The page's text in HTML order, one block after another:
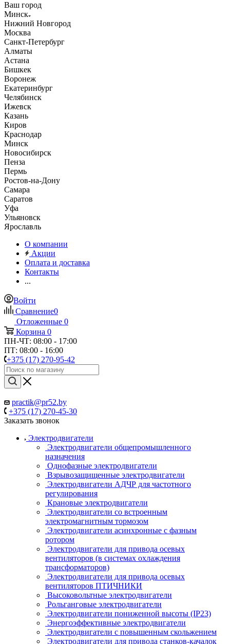
Ваш город
Минск
Нижний Новгород
Москва
Санкт-Петербург
Алматы
Астана
Бишкек
Воронеж
Екатеринбург
Челябинск
Ижевск
Казань
Киров
Краснодар
Минск
Новосибирск
Пенза
Пермь
Ростов-на-Дону
Самара
Саратов
Уфа
Ульяновск
Ярославль
О компании
Акции
Оплата и доставка
Контакты
...
Войти
Сравнение0
Отложенные 0
Корзина 0
ПН-ЧТ: 08:00 - 17:00
ПТ: 08:00 - 16:00
+375 (17) 270-95-42
practik@pr52.by
+375 (17) 270-45-30
Заказать звонок
Электродвигатели
Электродвигатели общепромышленного
назначения
Однофазные электродвигатели
Взрывозащищенные электродвигатели
Электродвигатели АДЧР для частотного
регулирования
Крановые электродвигатели
Электродвигатели со встроенным
электромагнитным тормозом
Электродвигатели асинхронные с фазным
ротором
Электродвигатели для привода осевых
вентиляторов (в системах охлаждения
трансформаторов)
Электродвигатели для привода осевых
вентиляторов ПТИЧНИКИ
Высоковольтные электродвигатели
Рольганговые электродвигатели
Электродвигатели пониженной высоты (IP23)
Энергоэффективные электродвигатели
Электродвигатели с повышенным скольжением
Электродвигатели для привода станков-качалок